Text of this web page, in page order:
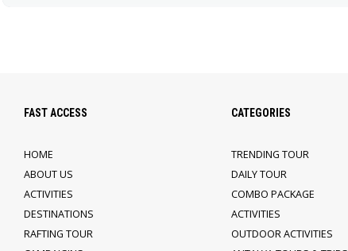
FAST ACCESS
HOME
ABOUT US
ACTIVITIES
DESTINATIONS
RAFTING TOUR
CATEGORIES
TRENDING TOUR
DAILY TOUR
COMBO PACKAGE
ACTIVITIES
OUTDOOR ACTIVITIES